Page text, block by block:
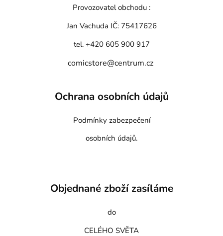
Provozovatel obchodu :
Jan Vachuda IČ: 75417626
tel. +420 605 900 917
comicstore@centrum.cz
Ochrana osobních údajů
Podmínky zabezpečení
osobních údajů.
Objednané zboží zasíláme
do
CELÉHO SVĚTA